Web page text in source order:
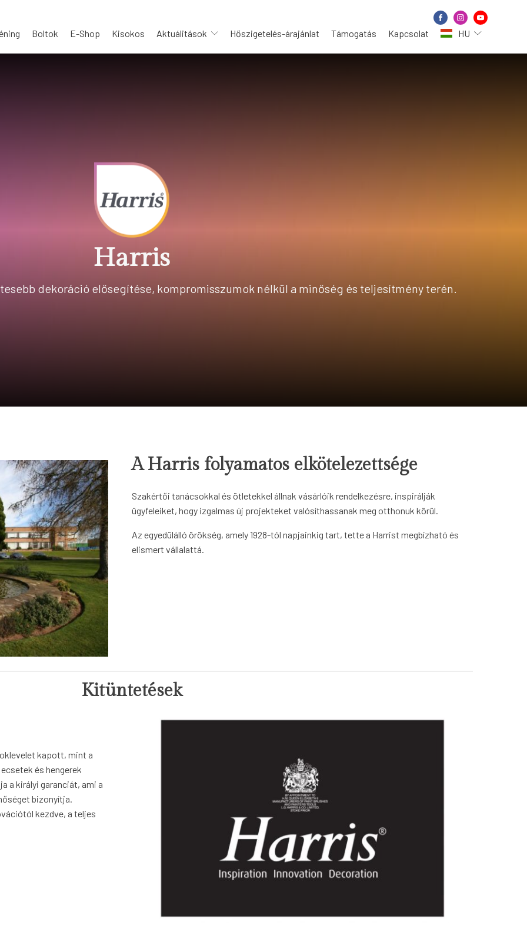
Boltok E-Shop Kisokos Aktuálitások Hőszigetelés-árajánlat Támogatás Kapcsolat HU
Harris
dekoráció elősegítése, kompromisszumok nélkül a minőség és teljesítmény terén.
A Harris folyamatos elkötelezettsége
Szakértői tanácsokkal és ötletekkel állnak vásárlóik rendelkezésre, inspirálják
ügyfeleiket, hogy izgalmas új projekteket valósíthassanak meg otthonuk körül.
Az egyedülálló örökség, amely 1928-tól napjainkig tart, tette a Harrist megbízható és
elismert vállalattá.
Kitüntetések
kapott, mint a
és hengerek
a királyi garanciát, ami a
bizonyítja.
kezdve, a teljes